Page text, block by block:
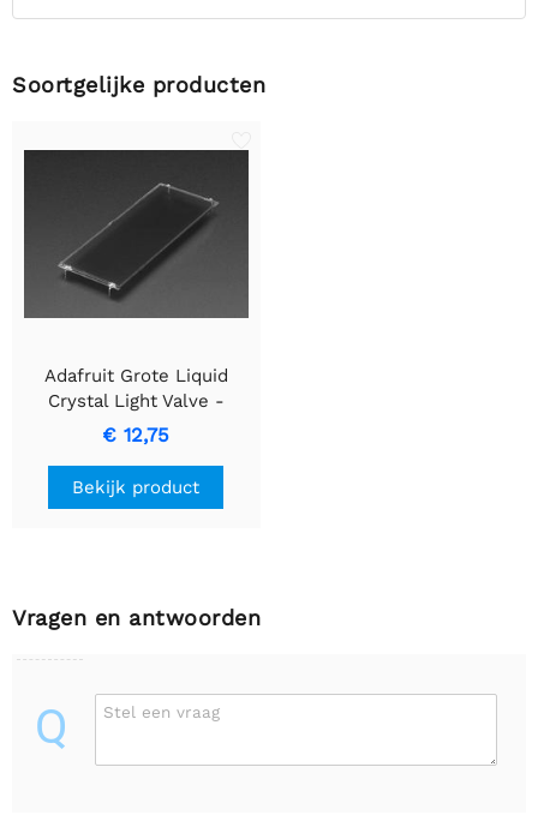
Soortgelijke producten
Adafruit Grote Liquid
Crystal Light Valve -
Regelbaar sluiterglas
€ 12,75
Bekijk product
Vragen en antwoorden
Q Stel een vraag